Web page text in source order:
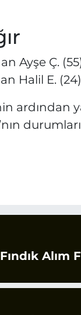
Ayşe Ç.
Halil E.
ardından
Alım